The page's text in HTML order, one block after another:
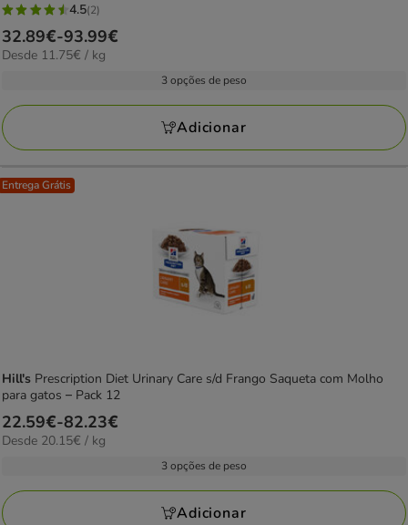
4.5
estrelas
com
avaliações
4.5(2)
Preço
de
93.99€
32.89€-93.99€
11.75€
Desde 11.75€ / kg
3 opções de peso
Adicionar
Entrega Grátis
Hill's Prescription Diet Urinary Care s/d Frango Saqueta com Molho
para gatos – Pack 12
Preço
de
82.23€
22.59€-82.23€
20.15€
Desde 20.15€ / kg
3 opções de peso
Adicionar